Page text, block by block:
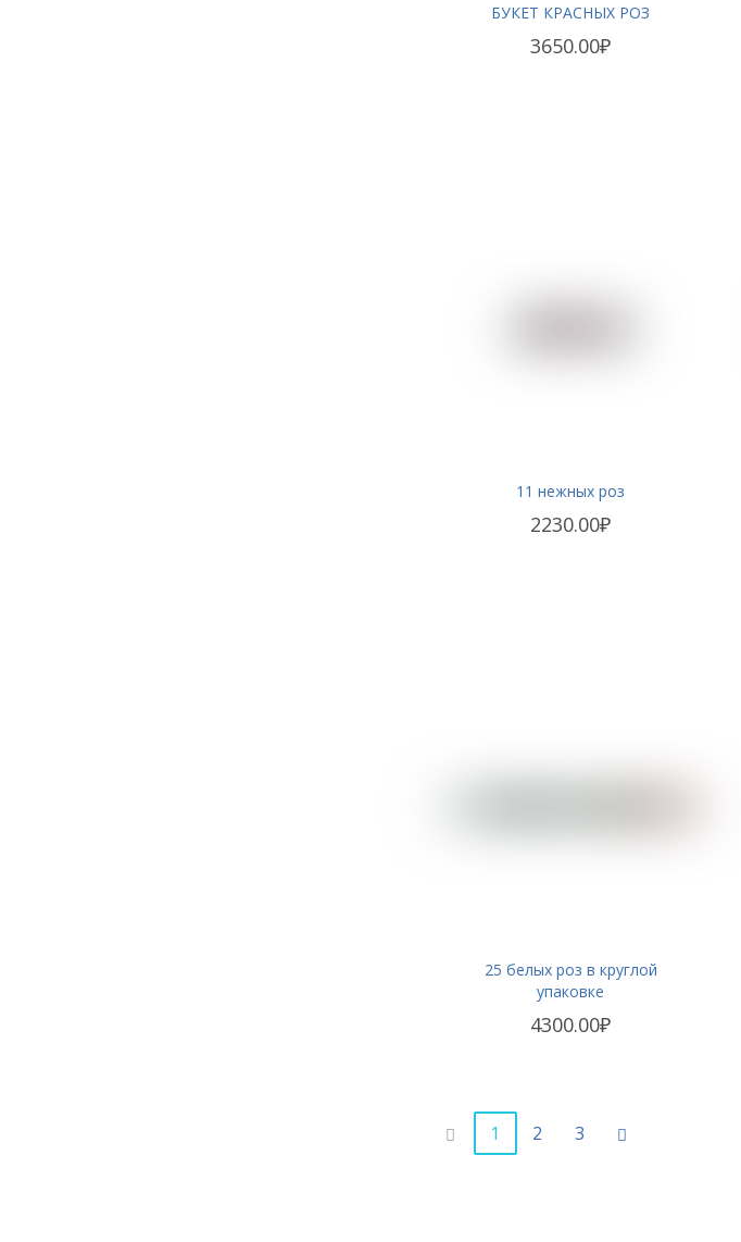
БУКЕТ КРАСНЫХ РОЗ
3650.00₽
11 нежных роз
2230.00₽
25 белых роз в круглой
упаковке
4300.00₽
1 2 3